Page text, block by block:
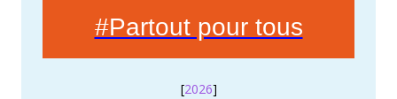
#Partout pour tous
[2026]